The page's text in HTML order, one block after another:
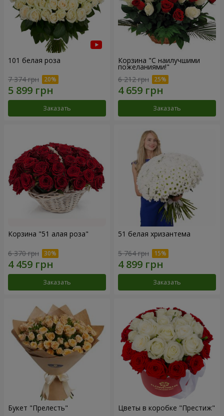
101 белая роза
7 374 грн
Заказать
Корзина "С наилучшими
пожеланиями!"
6 212 грн
Заказать
Корзина "51 алая роза"
6 370 грн
Заказать
51 белая хризантема
5 764 грн
Заказать
Букет "Прелесть" Цветы в коробке "Престиж"